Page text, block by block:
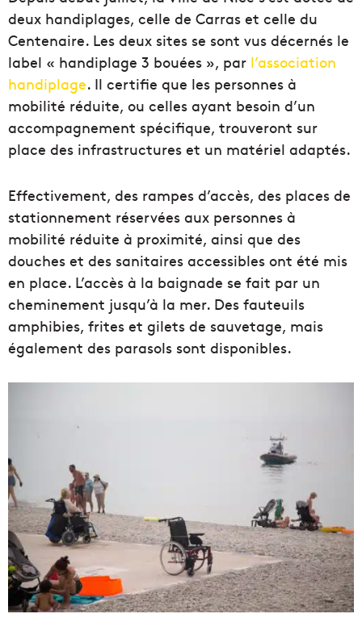
deux handiplages, celle de Carras et celle du
Centenaire. Les deux sites se sont vus décernés le
label « handiplage 3 bouées », par l’association
handiplage. Il certifie que les personnes à
mobilité réduite, ou celles ayant besoin d’un
accompagnement spécifique, trouveront sur
place des infrastructures et un matériel adaptés.
Effectivement, des rampes d’accès, des places de
stationnement réservées aux personnes à
mobilité réduite à proximité, ainsi que des
douches et des sanitaires accessibles ont été mis
en place. L’accès à la baignade se fait par un
cheminement jusqu’à la mer. Des fauteuils
amphibies, frites et gilets de sauvetage, mais
également des parasols sont disponibles.